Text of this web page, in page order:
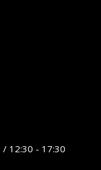
/ 12:30 - 17:30